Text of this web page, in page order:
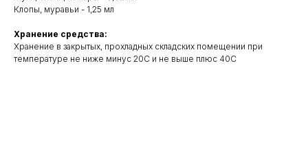
Клопы, муравьи - 1,25 мл
Хранение средства:
Хранение в закрытых, прохладных складских помещении при
температуре не ниже минус 20С и не выше плюс 40С